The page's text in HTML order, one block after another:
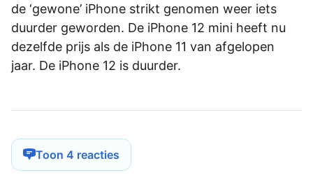
de ‘gewone’ iPhone strikt genomen weer iets
duurder geworden. De iPhone 12 mini heeft nu
dezelfde prijs als de iPhone 11 van afgelopen
jaar. De iPhone 12 is duurder.
Toon 4 reacties